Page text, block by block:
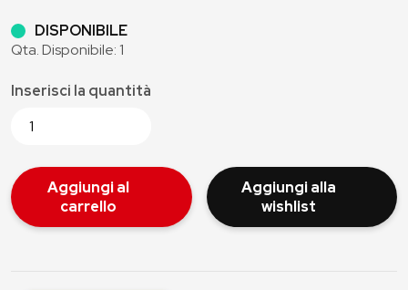
DISPONIBILE
Qta. Disponibile: 1
Inserisci la quantità
Aggiungi al
carrello
Aggiungi alla
wishlist